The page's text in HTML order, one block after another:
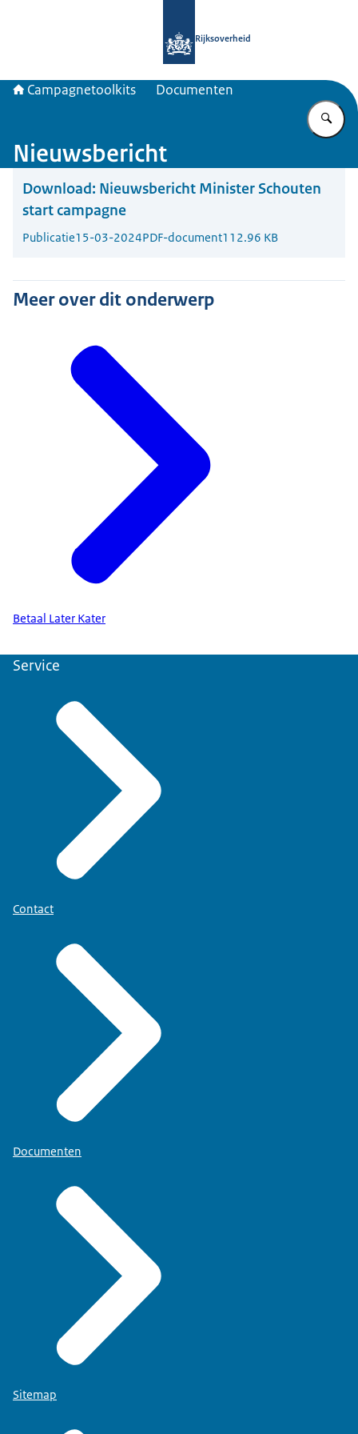
Rijksoverheid
Campagnetoolkits Documenten
Nieuwsbericht
Download: Nieuwsbericht Minister Schouten
start campagne
Publicatie15-03-2024PDF-document112.96 KB
Meer over dit onderwerp
Betaal Later Kater
Service
Contact
Documenten
Sitemap